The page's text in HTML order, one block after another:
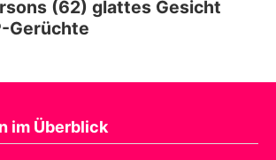
(62) glattes Gesicht
Gerüchte
im Überblick